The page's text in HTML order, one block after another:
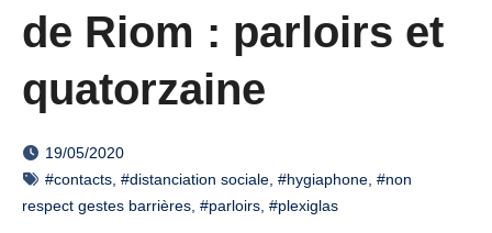
de Riom : parloirs et
quatorzaine
19/05/2020
#contacts #distanciation sociale #hygiaphone #non
respect gestes barrières #parloirs #plexiglas